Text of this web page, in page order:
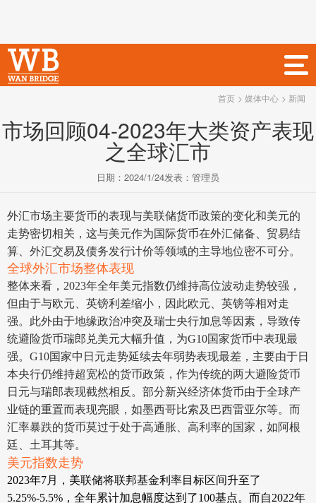
首页 > 媒体中心 > 新闻
市场回顾04-2023年大类资产表现
之全球汇市
日期： 2024/1/24发表： 管理员
外汇市场主要货币的表现与美联储货币政策的变化和美元的
走势密切相关，这与美元作为国际货币在外汇储备、贸易结
算、外汇交易及债务发行计价等领域的主导地位密不可分。
全球外汇市场整体表现
整体来看，2023年全年美元指数仍维持高位波动走势较强，
但由于与欧元、英镑利差缩小，因此欧元、英镑等相对走
强。此外由于地缘政治冲突及瑞士央行加息等因素，导致传
统避险货币瑞郎兑美元大幅升值，为G10国家货币中表现最
强。G10国家中日元走势延续去年弱势表现最差，主要由于日
本央行仍维持超宽松的货币政策，作为传统的两大避险货币
日元与瑞郎表现截然相反。部分新兴经济体货币由于全球产
业链的重置而表现亮眼，如墨西哥比索及巴西雷亚尔等。而
汇率暴跌的货币莫过于处于高通胀、高利率的国家，如阿根
廷、土耳其等。
美元指数走势
2023年7月，美联储将联邦基金利率目标区间升至了
5.25%-5.5%，全年累计加息幅度达到了100基点。而自2022年